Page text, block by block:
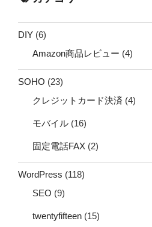
DIY (6)
Amazon商品レビュー (4)
SOHO (23)
クレジットカード決済 (4)
モバイル (16)
固定電話FAX (2)
WordPress (118)
SEO (9)
twentyfifteen (15)